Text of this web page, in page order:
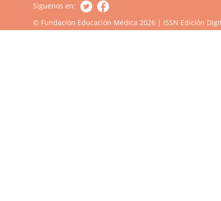
Siguenos en:
© Fundación Educación Médica 2026 | ISSN Edición